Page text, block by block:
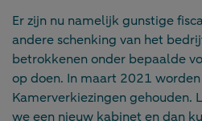
Er zijn nu namelijk gunstige
andere schenking van het
betrokkenen onder bepaalde
op doen. In maart 2021
Kamerverkiezingen gehouden.
we een nieuw kabinet en dan